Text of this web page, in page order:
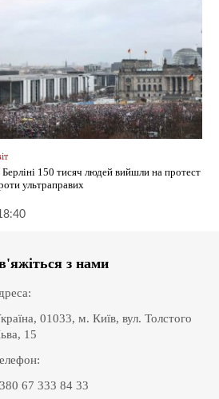
150 тисяч людей вийшли на протест
ультраправих
з нами
01033, м. Київ, вул. Толстого
15
67 333 84 33